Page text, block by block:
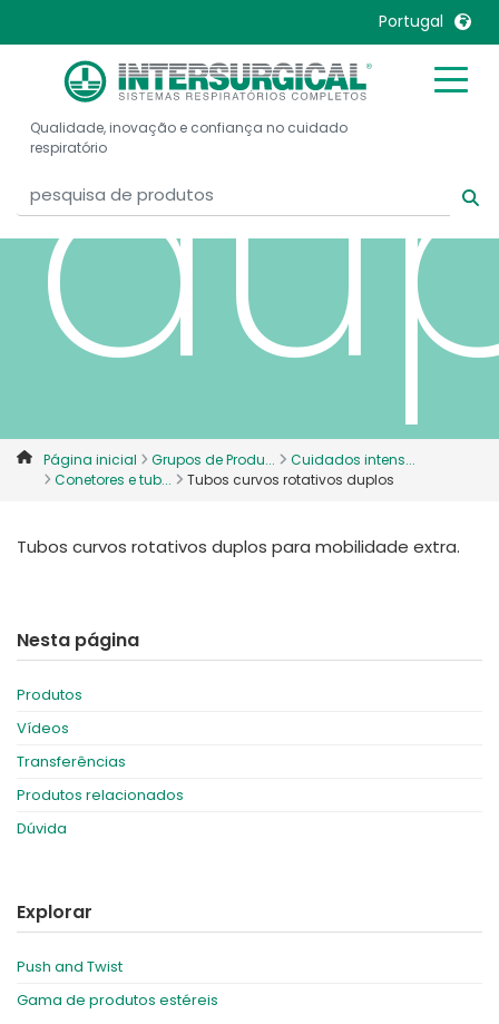
Portugal
United Kingdom
United States
België, Nederlands
Belgique, Français
Canada, English
Canada, Français
China
Denmark
Deutschland
France
Malaysia
Nederlands
Russia
Sweden
Qualidade, inovação e confiança no cuidado
respiratório
Página inicial Grupos de Produ...
Cuidados intens...
Conetores e tub...
Tubos curvos rotativos duplos
Tubos curvos rotativos duplos para mobilidade extra.
Nesta página
Produtos
Vídeos
Transferências
Produtos relacionados
Dúvida
Explorar
Push and Twist
Gama de produtos estéreis